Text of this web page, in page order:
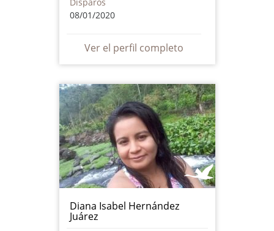
08/01/2020
Ver el perfil completo
Diana Isabel Hernández
Juárez